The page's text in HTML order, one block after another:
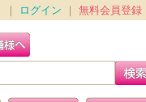
｜ ログイン 無料会員登録